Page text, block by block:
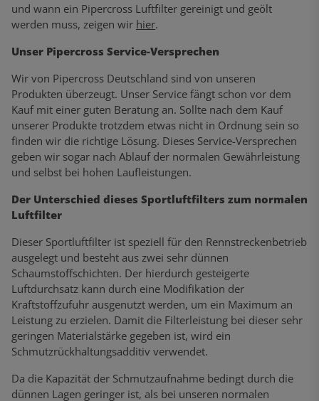
und wann ein Pipercross Luftfilter gereinigt und geölt
werden muss, zeigen wir hier.
Unser Pipercross Service-Versprechen
Wir von Pipercross Deutschland sind von unseren
Produkten überzeugt. Unser Service fängt schon vor dem
Kauf mit einer guten Beratung an. Sollte nach dem Kauf
unserer Produkte trotzdem etwas nicht in Ordnung sein so
finden wir die richtige Lösung. Dieses Service-Versprechen
geben wir sogar nach Ablauf der normalen Gewährleistung
und selbst bei hohen Laufleistungen.
Der Unterschied dieses Sportluftfilters zum normalen
Luftfilter
Dieser Sportluftfilter ist speziell für den Rennstreckenbetrieb
ausgelegt und besteht aus zwei sehr dünnen
Schaumstoffschichten. Der hierdurch gesteigerte
Luftdurchsatz kann durch eine Modifikation der
Kraftstoffzufuhr ausgenutzt werden, um ein Maximum an
Leistung zu erzielen. Damit die Filterleistung bei dieser sehr
geringen Materialstärke gegeben ist, wird ein
Schmutzrückhaltungsadditiv verwendet.
Da die Kapazität der Schmutzaufnahme bedingt durch die
dünnen Lagen geringer ist, als bei unseren normalen